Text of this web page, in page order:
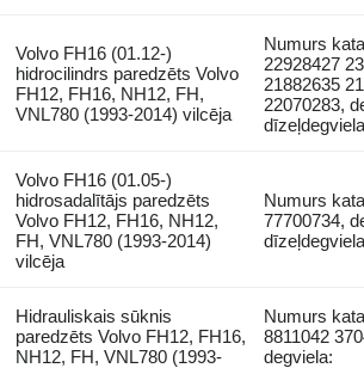
Volvo FH16 (01.12-)
hidrocilindrs paredzēts Volvo
FH12, FH16, NH12, FH,
VNL780 (1993-2014) vilcēja
Numurs
22928427
21882635
22070283,
dīzeļdegviela
Volvo FH16 (01.05-)
hidrosadalītājs paredzēts
Volvo FH12, FH16, NH12,
FH, VNL780 (1993-2014)
vilcēja
Numurs
77700734,
dīzeļdegviela
Hidrauliskais sūknis
paredzēts Volvo FH12, FH16,
NH12, FH, VNL780 (1993-
Numurs
8811042
degviela: